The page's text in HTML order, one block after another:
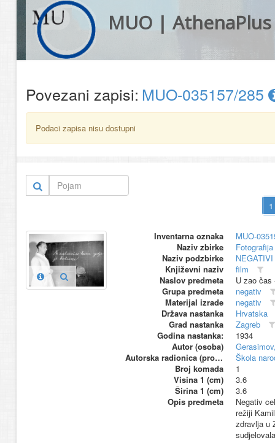
MUO | AthenaPlus
Povezani zapisi: MUO-035157/285
Podaci zapisa nisu dostupni
Inventarna oznaka
MUO-
Naziv zbirke
Naziv podzbirke
NEGATIVI
Književni naziv
film
Naslov predmeta
U zao čas
Grupa predmeta
negativ
Materijal izrade
negativ
Država nastanka
Hrvatska
Grad nastanka
Zagreb
Godina nastanka:
1934
Autor (osoba)
Autorska radionica (proizvođač)
Škola
Broj komada
1
Visina 1 (cm)
3.6
Širina 1 (cm)
3.6
Opis predmeta
Negativ
režiji
zdravlja u